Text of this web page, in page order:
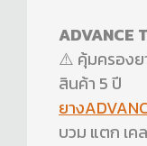
ADVANCE
⚠️ คุ้มครองย
สินค้า 5 ปี
ยาง
บวม แตก เค